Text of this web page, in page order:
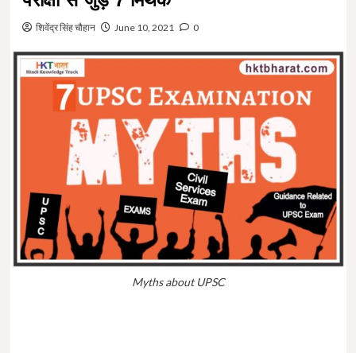
शिवेंद्र सिंह चौहान June 10, 2021 0
Myths about UPSC